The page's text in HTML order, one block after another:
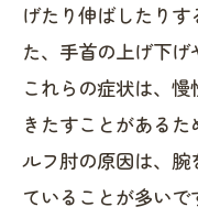
げたり伸ばしたり
た、手首の上げ下げ
これらの症状は、
きたすことがある
ルフ肘の原因は、
ていることが多い